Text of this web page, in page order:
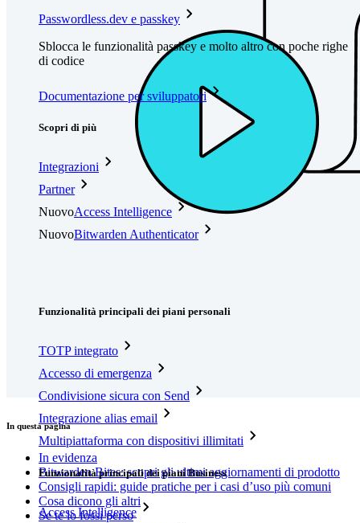
Passwordless.dev e passkey
Sblocca le funzionalità passkey e molto altro con poche righe
di codice
Documentazione per sviluppatori
Scopri di più
Integrazioni
Partner
NuovoAccess Intelligence
NuovoBitwarden Authenticator
Funzionalità principali dei piani personali
TOTP integrato
Accesso di emergenza
Condivisione sicura con Send
Integrazione alias email
Multipiattaforma con dispositivi illimitati
Funzionalità principali dei piani Business
Access Intelligence
In questa pagina
In evidenza
Bitwarden Bites: scopri gli ultimi aggiornamenti di prodotto
Consigli rapidi: guide pratiche per i casi d’uso più comuni
Cosa dicono gli altri
Se te lo fossi perso